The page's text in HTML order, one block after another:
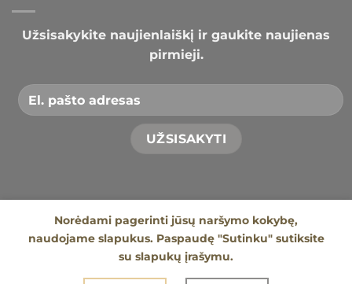
Užsisakykite naujienlaiškį ir gaukite naujienas
pirmieji.
Norėdami pagerinti jūsų naršymo kokybę,
naudojame slapukus. Paspaudę "Sutinku" sutiksite
su slapukų įrašymu.